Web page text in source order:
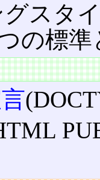
スタ
の標